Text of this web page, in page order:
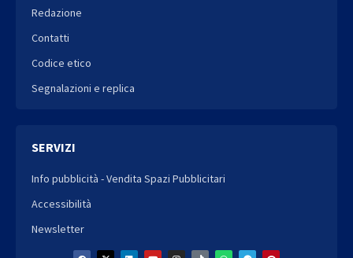
Redazione
Contatti
Codice etico
Segnalazioni e replica
SERVIZI
Info pubblicità - Vendita Spazi Pubblicitari
Accessibilità
Newsletter